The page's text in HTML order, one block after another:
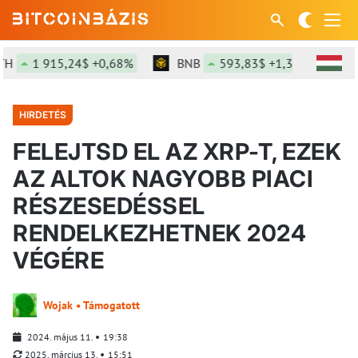
1 915,24$ +0,68% BNB 593,83$ +1,3% SOL
HIRDETÉS
FELEJTSD EL AZ XRP-T, EZEK
AZ ALTOK NAGYOBB PIACI
RÉSZESEDÉSSEL
RENDELKEZHETNEK 2024
VÉGÉRE
Wojak • Támogatott
2024. május 11.
19:38
2025. március 13.
15:51